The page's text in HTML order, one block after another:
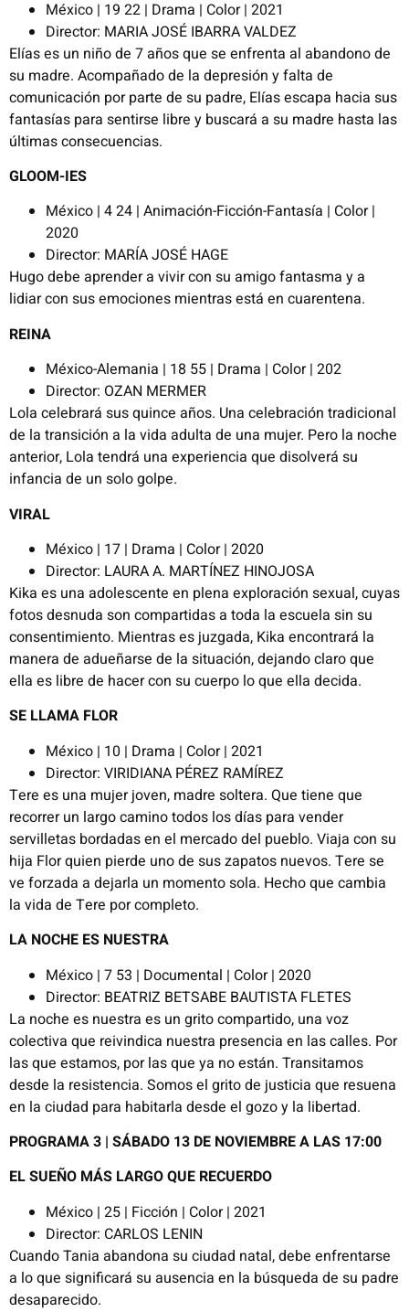
México | 19 22 | Drama | Color | 2021
Director: MARIA JOSÉ IBARRA VALDEZ
Elías es un niño de 7 años que se enfrenta al abandono de
su madre. Acompañado de la depresión y falta de
comunicación por parte de su padre, Elías escapa hacia sus
fantasías para sentirse libre y buscará a su madre hasta las
últimas consecuencias.
GLOOM-IES
México | 4 24 | Animación-Ficción-Fantasía | Color |
2020
Director: MARÍA JOSÉ HAGE
Hugo debe aprender a vivir con su amigo fantasma y a
lidiar con sus emociones mientras está en cuarentena.
REINA
México-Alemania | 18 55 | Drama | Color | 202
Director: OZAN MERMER
Lola celebrará sus quince años. Una celebración tradicional
de la transición a la vida adulta de una mujer. Pero la noche
anterior, Lola tendrá una experiencia que disolverá su
infancia de un solo golpe.
VIRAL
México | 17 | Drama | Color | 2020
Director: LAURA A. MARTÍNEZ HINOJOSA
Kika es una adolescente en plena exploración sexual, cuyas
fotos desnuda son compartidas a toda la escuela sin su
consentimiento. Mientras es juzgada, Kika encontrará la
manera de adueñarse de la situación, dejando claro que
ella es libre de hacer con su cuerpo lo que ella decida.
SE LLAMA FLOR
México | 10 | Drama | Color | 2021
Director: VIRIDIANA PÉREZ RAMÍREZ
Tere es una mujer joven, madre soltera. Que tiene que
recorrer un largo camino todos los días para vender
servilletas bordadas en el mercado del pueblo. Viaja con su
hija Flor quien pierde uno de sus zapatos nuevos. Tere se
ve forzada a dejarla un momento sola. Hecho que cambia
la vida de Tere por completo.
LA NOCHE ES NUESTRA
México | 7 53 | Documental | Color | 2020
Director: BEATRIZ BETSABE BAUTISTA FLETES
La noche es nuestra es un grito compartido, una voz
colectiva que reivindica nuestra presencia en las calles. Por
las que estamos, por las que ya no están. Transitamos
desde la resistencia. Somos el grito de justicia que resuena
en la ciudad para habitarla desde el gozo y la libertad.
PROGRAMA 3 | SÁBADO 13 DE NOVIEMBRE A LAS 17:00
EL SUEÑO MÁS LARGO QUE RECUERDO
México | 25 | Ficción | Color | 2021
Director: CARLOS LENIN
Cuando Tania abandona su ciudad natal, debe enfrentarse
a lo que significará su ausencia en la búsqueda de su padre
desaparecido.